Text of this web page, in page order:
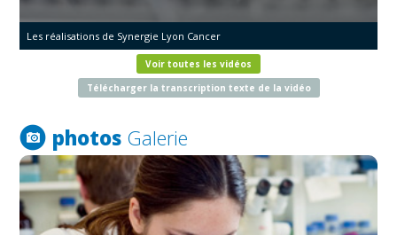
Les réalisations de Synergie Lyon Cancer
Voir toutes les vidéos
Télécharger la transcription texte de la vidéo
photos Galerie